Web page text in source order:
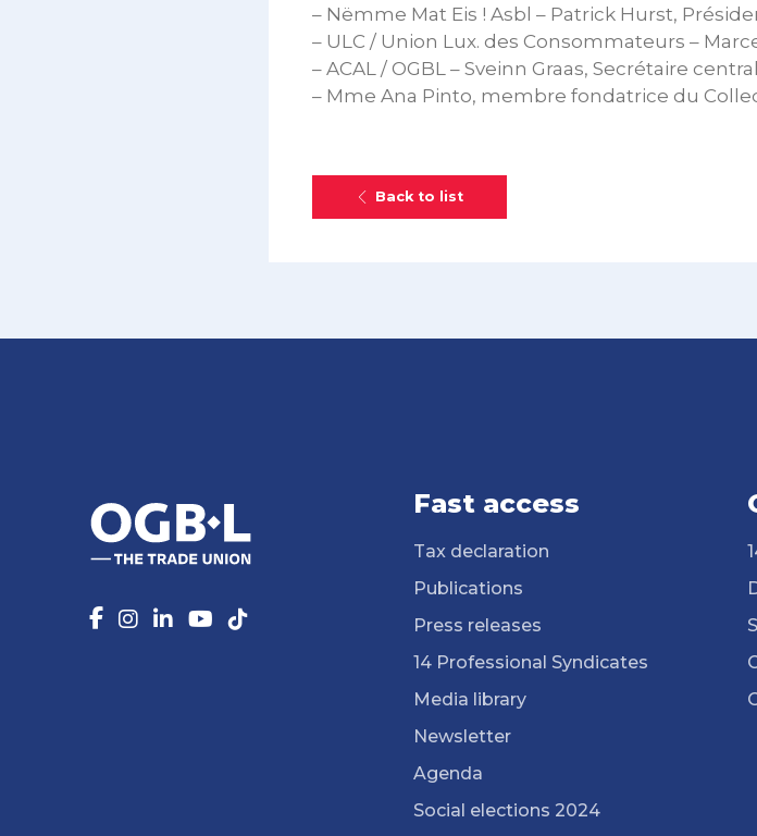
– Nëmme Mat Eis ! Asbl – Patrick Hurst,
– ULC / Union Lux. des Consommateurs –
– ACAL / OGBL – Sveinn Graas, Secrétaire central
– Mme Ana Pinto, membre fondatrice du
Back to list
Fast access
Tax declaration
Publications
Press releases
14 Professional Syndicates
Media library
Newsletter
Agenda
Social elections 2024